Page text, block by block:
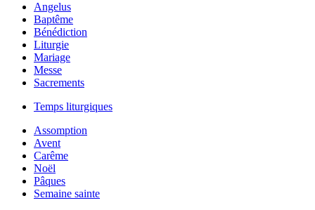
Angelus
Baptême
Bénédiction
Liturgie
Mariage
Messe
Sacrements
Temps liturgiques
Assomption
Avent
Carême
Noël
Pâques
Semaine sainte